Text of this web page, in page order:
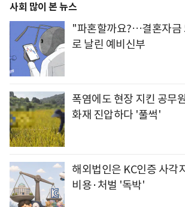
사회 많이 본 뉴스
"파혼할까요?…결혼자금
로 날린 예비신부
폭염에도 현장 지킨 공무
화재 진압하다 '풀썩'
해외법인은 KC인증 사
비용·처벌 '독박'